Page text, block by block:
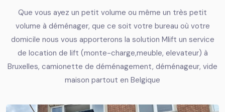
Que vous ayez un petit volume ou même un très petit
volume à déménager, que ce soit votre bureau où votre
domicile nous vous apporterons la solution Mlift un service
de location de lift (monte-charge,meuble, elevateur) à
Bruxelles, camionette de déménagement, déménageur, vide
maison partout en Belgique